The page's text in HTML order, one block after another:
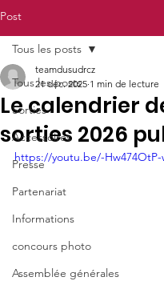
Post
Tous les posts
Sorties
Accessoires
Presse
Partenariat
Informations
concours photo
Assemblée générales
Tous les posts
Le calendrier
sorties 2026
teamdusudrcz
21 déc. 2025 1 min de lecture
https://youtu.be/-Hw474OtP-